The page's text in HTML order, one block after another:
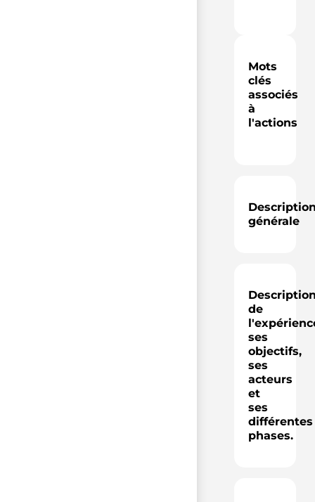
Mots
clés
associés
à
l'actions
générale
de
ses
objectifs,
ses
acteurs
et
ses
différentes
phases.